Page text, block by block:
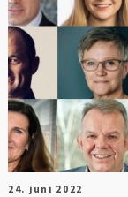
24. juni 2022